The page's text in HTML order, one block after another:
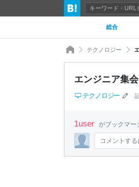
総合
テクノロジー
エンジニア集会
テクノロジー
1user がブックマー
コメントす